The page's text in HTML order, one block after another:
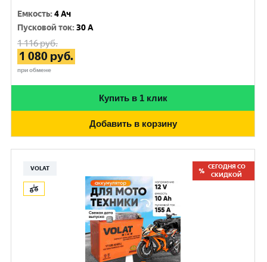
Емкость:4 Ач
Пусковой ток:30 A
1 116руб.
1 080 руб.
при обмене
Купить в 1 клик
Добавить в корзину
VOLAT
СЕГОДНЯ СО
СКИДКОЙ